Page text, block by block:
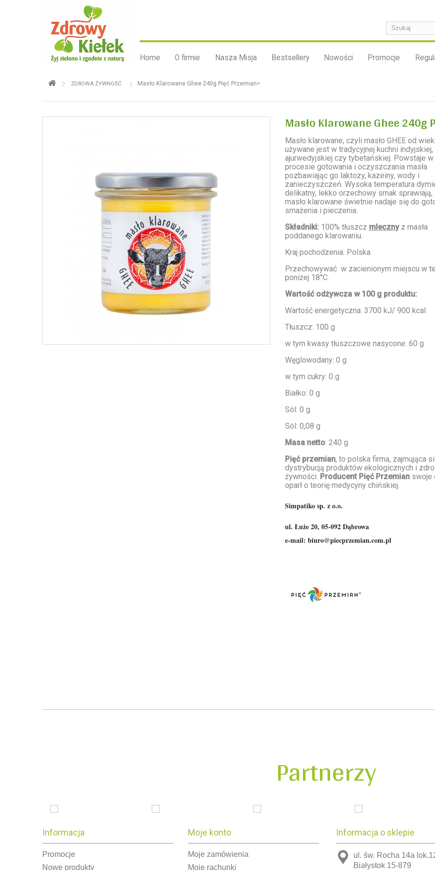
Home O firmie Nasza Misja Bestsellery Nowości Promocje
ZDROWA ŻYWNOŚĆ Masło Klarowane Ghee 240g Pięć Przemian>
Masło Klarowane Ghee 240g
Masło klarowane, czyli masło GHEE od
używane jest w tradycyjnej kuchni indyjskiej,
ajurwedyjskiej czy tybetańskiej. Powstaje w
procesie gotowania i oczyszczania masła
pozbawiając go laktozy, kazeiny, wody i
zanieczyszczeń. Wysoka temperatura
delikatny, lekko orzechowy smak sprawiają,
masło klarowane świetnie nadaje się do
smażenia i pieczenia.
Składniki: 100% tłuszcz mlecznyz masła
poddanego klarowaniu.
Kraj pochodzenia: Polska.
Przechowywać w zacienionym miejscu w
poniżej 18°C.
Wartość odżywcza w 100 g produktu:
Wartość energetyczna: 3700 kJ/ 900 kcal
Tłuszcz: 100 g
w tym kwasy tłuszczowe nasycone: 60 g
Węglowodany: 0 g
w tym cukry: 0 g
Białko: 0 g
Sól: 0 g
Sól: 0,08 g
Masa netto: 240 g
Pięć przemian, to polska firma, zajmująca
dystrybucją produktów ekologicznych i
żywności. Producent Pięć Przemian swoje
oparł o teorię medycyny chińskiej.
Simpatiko sp. z o.o.
ul. Łuże 20, 05-092 Dąbrowa
e-mail: biuro@piecprzemian.com.pl
Partnerzy
Informacja
Promocje
Nowe produkty
Moje konto
Moje zamówienia
Moje rachunki
Informacja o sklepie
ul. św. Rocha 14a
Białystok 15-879